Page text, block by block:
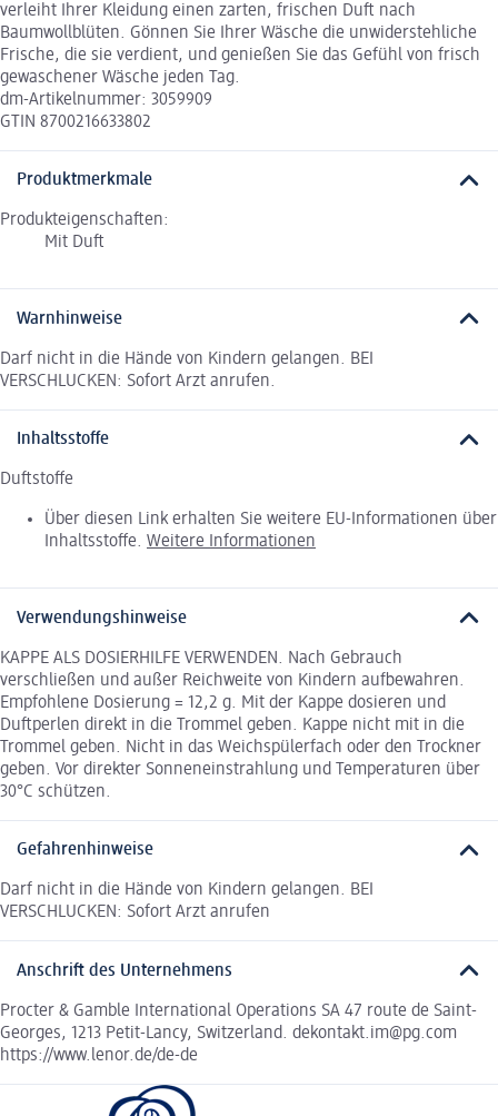
verleiht Ihrer Kleidung einen zarten, frischen Duft nach
Baumwollblüten. Gönnen Sie Ihrer Wäsche die unwiderstehliche
Frische, die sie verdient, und genießen Sie das Gefühl von frisch
gewaschener Wäsche jeden Tag.
dm-Artikelnummer: 3059909
GTIN 8700216633802
Produktmerkmale
Produkteigenschaften:
Mit Duft
Warnhinweise
Darf nicht in die Hände von Kindern gelangen. BEI
VERSCHLUCKEN: Sofort Arzt anrufen.
Inhaltsstoffe
Duftstoffe
Über diesen Link erhalten Sie weitere EU-Informationen über
Inhaltsstoffe. Weitere Informationen
Verwendungshinweise
KAPPE ALS DOSIERHILFE VERWENDEN. Nach Gebrauch
verschließen und außer Reichweite von Kindern aufbewahren.
Empfohlene Dosierung = 12,2 g. Mit der Kappe dosieren und
Duftperlen direkt in die Trommel geben. Kappe nicht mit in die
Trommel geben. Nicht in das Weichspülerfach oder den Trockner
geben. Vor direkter Sonneneinstrahlung und Temperaturen über
30°C schützen.
Gefahrenhinweise
Darf nicht in die Hände von Kindern gelangen. BEI
VERSCHLUCKEN: Sofort Arzt anrufen
Anschrift des Unternehmens
Procter & Gamble International Operations SA 47 route de Saint-
Georges, 1213 Petit-Lancy, Switzerland. dekontakt.im@pg.com
https://www.lenor.de/de-de